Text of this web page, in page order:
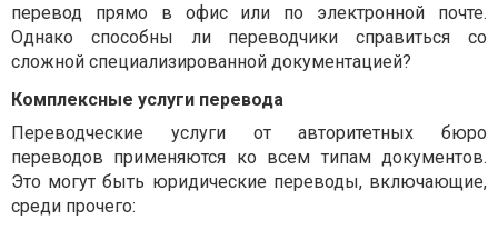
перевод прямо в офис или по электронной почте.
Однако способны ли переводчики справиться со
сложной специализированной документацией?
Комплексные услуги перевода
Переводческие услуги от авторитетных бюро
переводов применяются ко всем типам документов.
Это могут быть юридические переводы, включающие,
среди прочего: